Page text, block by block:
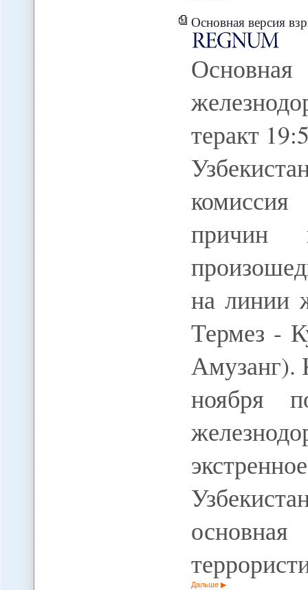
Основная версия
теракт
причин
на линии
Термез -
Амузанг).
ноября
Дальше